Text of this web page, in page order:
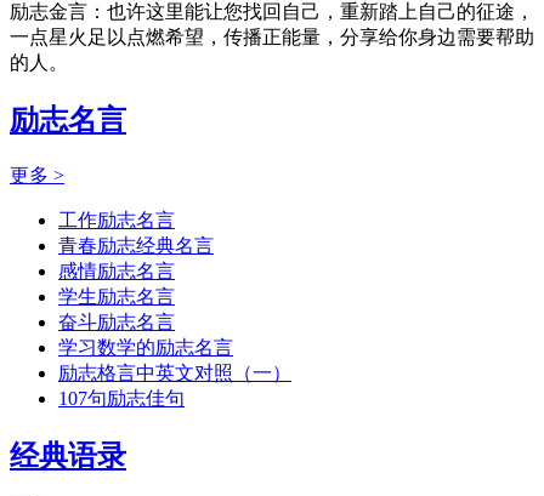
励志金言：也许这里能让您找回自己，重新踏上自己的征途，
一点星火足以点燃希望，传播正能量，分享给你身边需要帮助
的人。
励志名言
更多 >
工作励志名言
青春励志经典名言
感情励志名言
学生励志名言
奋斗励志名言
学习数学的励志名言
励志格言中英文对照（一）
107句励志佳句
经典语录